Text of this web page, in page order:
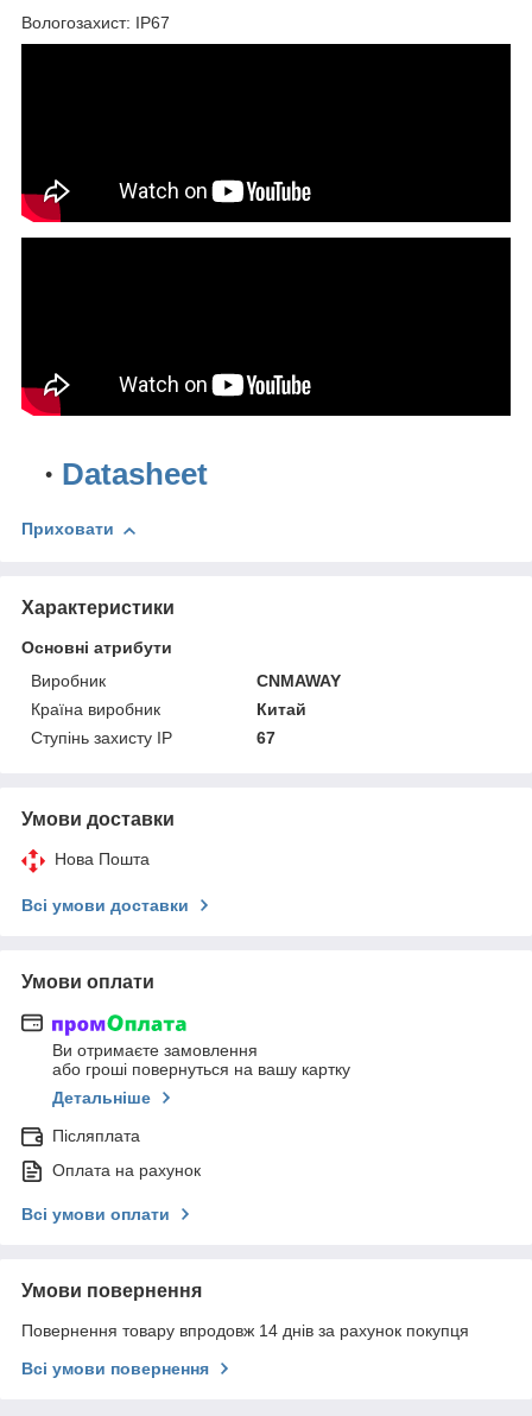
Вологозахист: IP67
Datasheet
Приховати
Характеристики
Основні атрибути
Виробник
CNMAWAY
Країна виробник
Китай
Ступінь захисту IP
67
Умови доставки
Нова Пошта
Всі умови доставки
Умови оплати
Ви отримаєте замовлення
або гроші повернуться на вашу картку
Детальніше
Післяплата
Оплата на рахунок
Всі умови оплати
Умови повернення
Повернення товару впродовж 14 днів за рахунок покупця
Всі умови повернення